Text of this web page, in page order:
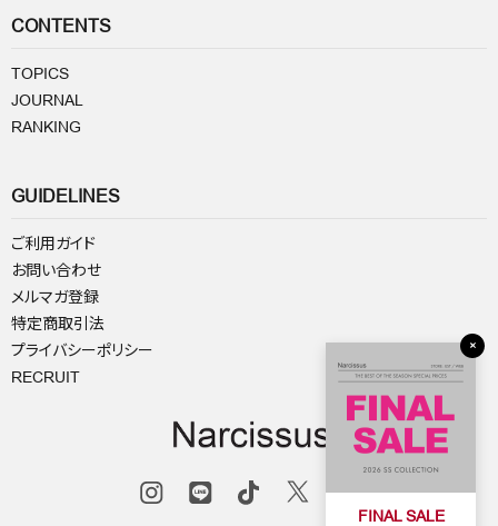
FINAL SALE
×
CONTENTS
TOPICS
JOURNAL
RANKING
GUIDELINES
ご利用ガイド
お問い合わせ
メルマガ登録
特定商取引法
プライバシーポリシー
RECRUIT